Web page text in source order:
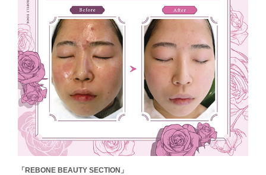
「REBONE BEAUTY SECTION」